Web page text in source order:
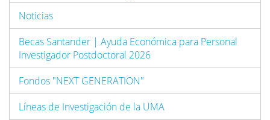
Noticias
Becas Santander | Ayuda Económica para Personal
Investigador Postdoctoral 2026
Fondos "NEXT GENERATION"
Líneas de Investigación de la UMA